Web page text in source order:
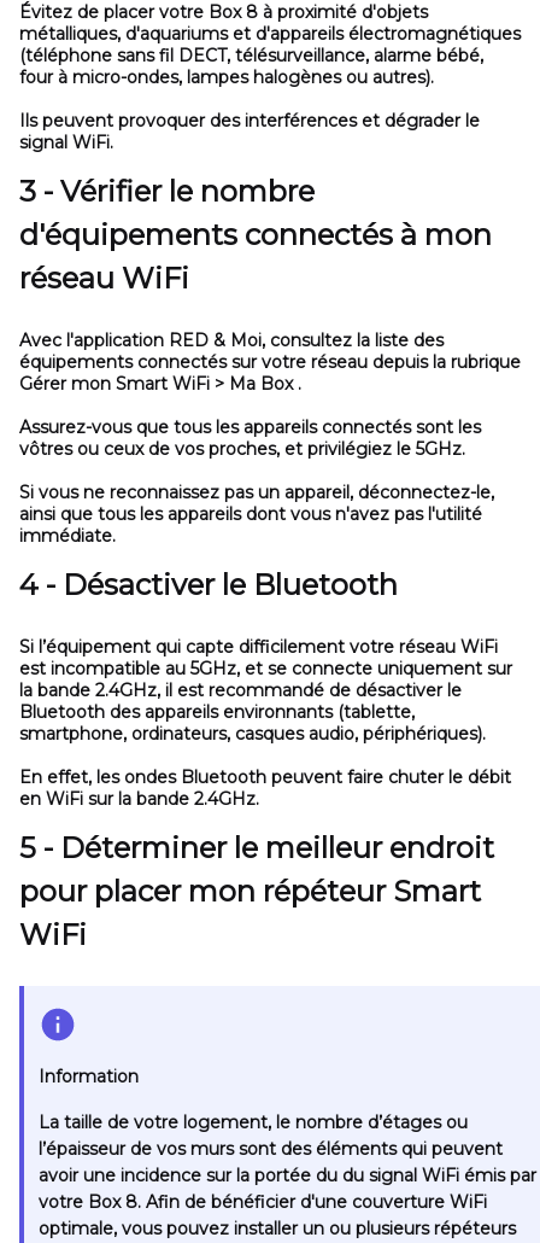
Évitez de placer votre Box 8 à proximité d'objets
métalliques, d'aquariums et d'appareils électromagnétiques
(téléphone sans fil DECT, télésurveillance, alarme bébé,
four à micro-ondes, lampes halogènes ou autres).
Ils peuvent provoquer des interférences et dégrader le
signal WiFi.
3 - Vérifier le nombre
d'équipements connectés à mon
réseau WiFi
Avec l'application RED & Moi, consultez la liste des
équipements connectés sur votre réseau depuis la rubrique
Gérer mon Smart WiFi > Ma Box.
Assurez-vous que tous les appareils connectés sont les
vôtres ou ceux de vos proches, et privilégiez le 5GHz.
Si vous ne reconnaissez pas un appareil, déconnectez-le,
ainsi que tous les appareils dont vous n'avez pas l'utilité
immédiate.
4 - Désactiver le Bluetooth
Si l’équipement qui capte difficilement votre réseau WiFi
est incompatible au 5GHz, et se connecte uniquement sur
la bande 2.4GHz, il est recommandé de désactiver le
Bluetooth des appareils environnants (tablette,
smartphone, ordinateurs, casques audio, périphériques).
En effet, les ondes Bluetooth peuvent faire chuter le débit
en WiFi sur la bande 2.4GHz.
5 - Déterminer le meilleur endroit
pour placer mon répéteur Smart
WiFi
Information
La taille de votre logement, le nombre d’étages ou
l’épaisseur de vos murs sont des éléments qui peuvent
avoir une incidence sur la portée du du signal WiFi émis par
votre Box 8. Afin de bénéficier d'une couverture WiFi
optimale, vous pouvez installer un ou plusieurs répéteurs